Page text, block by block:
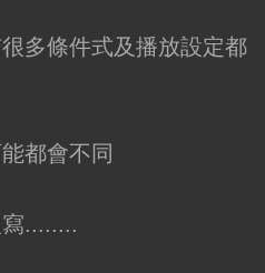
多條件式及播放設定都
都會不同
........